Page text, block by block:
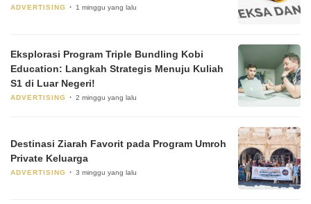
ADVERTISING 1 minggu yang lalu
Eksplorasi Program Triple Bundling Kobi
Education: Langkah Strategis Menuju Kuliah
S1 di Luar Negeri!
ADVERTISING 2 minggu yang lalu
Destinasi Ziarah Favorit pada Program Umroh
Private Keluarga
ADVERTISING 3 minggu yang lalu